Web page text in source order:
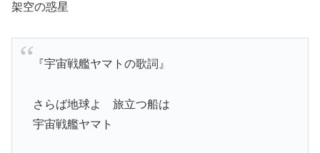
架空の惑星
『宇宙戦艦ヤマトの歌詞』
さらば地球よ 旅立つ船は
宇宙戦艦ヤマト